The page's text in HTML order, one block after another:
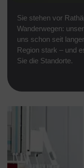
Sie stehen vor
Wanderwegen:
uns schon seit
Region stark – und
Sie die Standorte.